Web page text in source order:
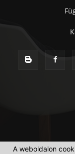
A weboldalon